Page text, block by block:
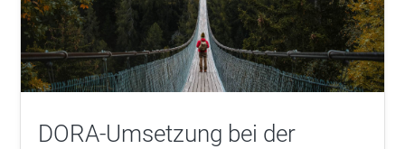
DORA-Umsetzung bei der